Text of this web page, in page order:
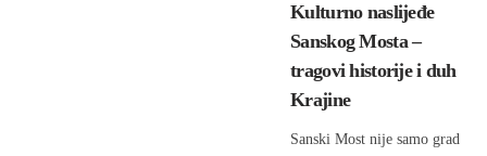
Kulturno naslijeđe
Sanskog Mosta –
tragovi historije i duh
Krajine
Sanski Most nije samo grad